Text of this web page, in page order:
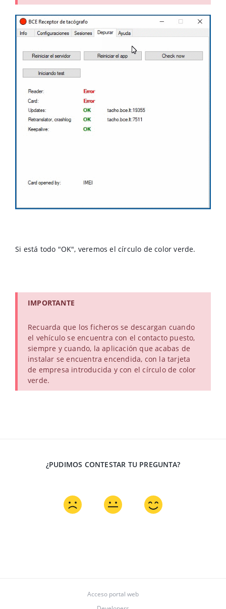
Si está todo "OK", veremos el círculo de color verde.
IMPORTANTE
Recuarda que los ficheros se descargan cuando
el vehículo se encuentra con el contacto puesto,
siempre y cuando, la aplicación que acabas de
instalar se encuentra encendida, con la tarjeta
de empresa introducida y con el círculo de color
verde.
¿PUDIMOS CONTESTAR TU PREGUNTA?
Acceso portal web